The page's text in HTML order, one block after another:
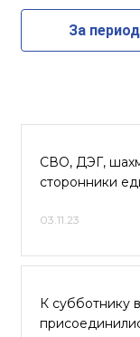
За период
СВО, ДЭГ,
сторонники
03.11.23
К субботнику